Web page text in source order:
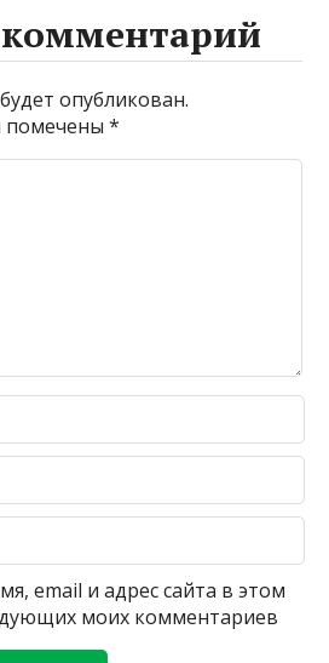
опубликован.
помечены*
email и адрес сайта в этом
моих комментариев